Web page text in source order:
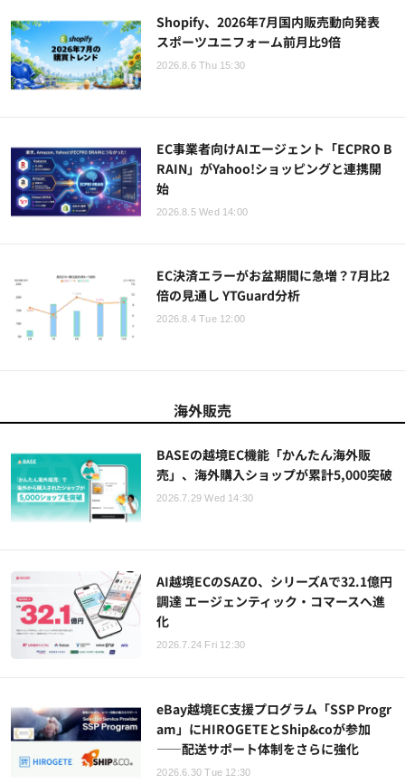
Shopify、2026年7月国内販売動向発表
スポーツユニフォーム前月比9倍
2026.8.6 Thu 15:30
EC事業者向けAIエージェント「ECPRO B
RAIN」がYahoo!ショッピングと連携開
始
2026.8.5 Wed 14:00
EC決済エラーがお盆期間に急増？7月比2
倍の見通し YTGuard分析
2026.8.4 Tue 12:00
海外販売
BASEの越境EC機能「かんたん海外販
売」、海外購入ショップが累計5,000突破
2026.7.29 Wed 14:30
AI越境ECのSAZO、シリーズAで32.1億円
調達 エージェンティック・コマースへ進
化
2026.7.24 Fri 12:30
eBay越境EC支援プログラム「SSP Progr
am」にHIROGETEとShip&coが参加
——配送サポート体制をさらに強化
2026.6.30 Tue 12:30